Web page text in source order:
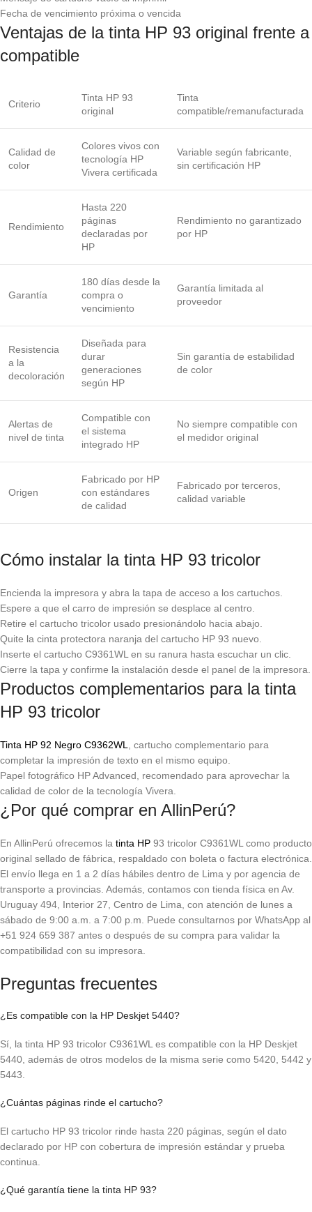
Fecha de vencimiento próxima o vencida
Ventajas de la tinta HP 93 original frente a
compatible
Criterio
Tinta HP 93
original
Tinta
compatible/remanufacturada
Calidad de
color
Colores vivos con
tecnología HP
Vivera certificada
Variable según fabricante,
sin certificación HP
Rendimiento
Hasta 220
páginas
declaradas por
HP
Rendimiento no garantizado
por HP
Garantía
180 días desde la
compra o
vencimiento
Garantía limitada al
proveedor
Resistencia
a la
decoloración
Diseñada para
durar
generaciones
según HP
Sin garantía de estabilidad
de color
Alertas de
nivel de tinta
Compatible con
el sistema
integrado HP
No siempre compatible con
el medidor original
Origen
Fabricado por HP
con estándares
de calidad
Fabricado por terceros,
calidad variable
Cómo instalar la tinta HP 93 tricolor
Encienda la impresora y abra la tapa de acceso a los cartuchos.
Espere a que el carro de impresión se desplace al centro.
Retire el cartucho tricolor usado presionándolo hacia abajo.
Quite la cinta protectora naranja del cartucho HP 93 nuevo.
Inserte el cartucho C9361WL en su ranura hasta escuchar un clic.
Cierre la tapa y confirme la instalación desde el panel de la impresora.
Productos complementarios para la tinta
HP 93 tricolor
Tinta HP 92 Negro C9362WL, cartucho complementario para
completar la impresión de texto en el mismo equipo.
Papel fotográfico HP Advanced, recomendado para aprovechar la
calidad de color de la tecnología Vivera.
¿Por qué comprar en AllinPerú?
En AllinPerú ofrecemos la tinta HP 93 tricolor C9361WL como producto
original sellado de fábrica, respaldado con boleta o factura electrónica.
El envío llega en 1 a 2 días hábiles dentro de Lima y por agencia de
transporte a provincias. Además, contamos con tienda física en Av.
Uruguay 494, Interior 27, Centro de Lima, con atención de lunes a
sábado de 9:00 a.m. a 7:00 p.m. Puede consultarnos por WhatsApp al
+51 924 659 387 antes o después de su compra para validar la
compatibilidad con su impresora.
Preguntas frecuentes
¿Es compatible con la HP Deskjet 5440?
Sí, la tinta HP 93 tricolor C9361WL es compatible con la HP Deskjet
5440, además de otros modelos de la misma serie como 5420, 5442 y
5443.
¿Cuántas páginas rinde el cartucho?
El cartucho HP 93 tricolor rinde hasta 220 páginas, según el dato
declarado por HP con cobertura de impresión estándar y prueba
continua.
¿Qué garantía tiene la tinta HP 93?